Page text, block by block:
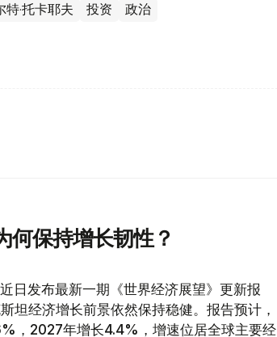
·托卡耶夫 投资 政治
何保持增长韧性？
日发布最新一期《世界经济展望》更新报
坦经济增长前景依然保持稳健。报告预计，
，2027年增长4.4%，增速位居全球主要经